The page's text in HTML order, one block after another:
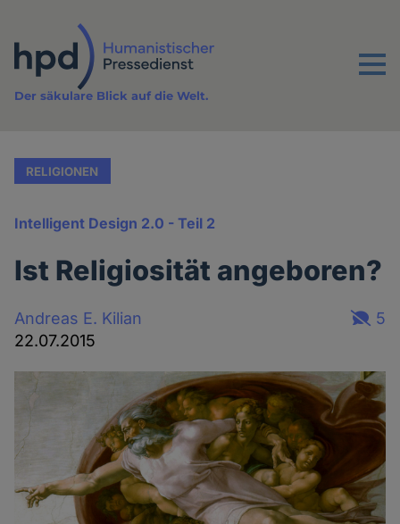
Inhalt
Menu
Der säkulare Blick auf die Welt.
RELIGIONEN
Intelligent Design 2.0 - Teil 2
Ist Religiosität angeboren?
Andreas E. Kilian
22.07.2015
5